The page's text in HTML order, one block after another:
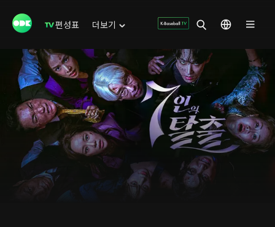
편성표 더보기